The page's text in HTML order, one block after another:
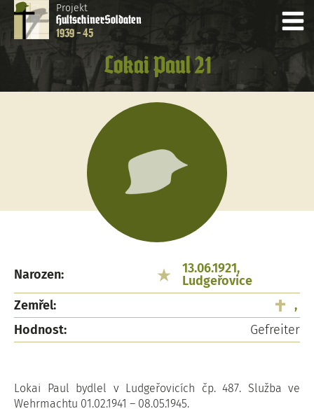
Projekt
HultschinerSoldaten
1939 - 45
Lokai Paul 21
Narozen:
13.06.1921,
Ludgeřovice
Zemřel:
,
Hodnost:
Gefreiter
Lokai Paul bydlel v Ludgeřovicích čp. 487. Služba ve
Wehrmachtu 01.02.1941 – 08.05.1945.